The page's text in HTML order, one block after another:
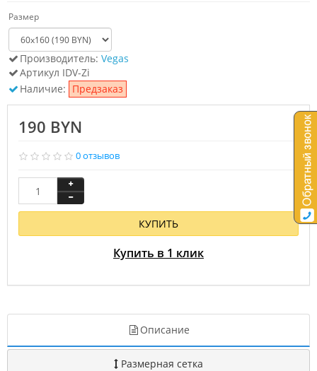
Размер
Производитель: Vegas
Артикул IDV-Zi
Наличие: Предзаказ
190 BYN
0 отзывов
КУПИТЬ
Купить в 1 клик
Описание
Размерная сетка